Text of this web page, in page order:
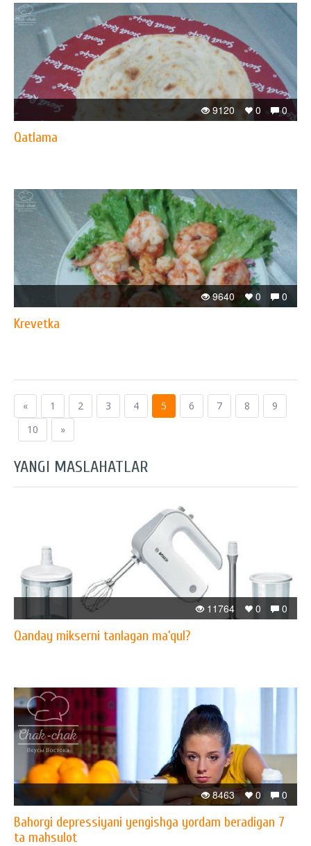
0
0
9120
Qatlama
0
0
9640
Krevetka
« 1 2 3 4 5 6 7 8
9
10
»
YANGI MASLAHATLAR
0
0
11764
Qanday mikserni tanlagan ma’qul?
0
0
8463
Bahorgi depressiyani yengishga yordam beradigan 7
ta mahsulot